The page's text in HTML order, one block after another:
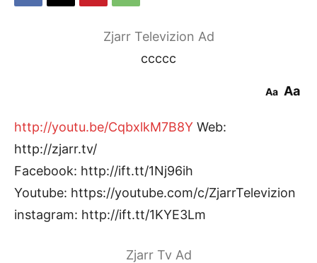
Zjarr Televizion Ad
ccccc
Aa Aa
http://youtu.be/CqbxlkM7B8Y Web:
http://zjarr.tv/
Facebook: http://ift.tt/1Nj96ih
Youtube: https://youtube.com/c/ZjarrTelevizion
instagram: http://ift.tt/1KYE3Lm
Zjarr Tv Ad